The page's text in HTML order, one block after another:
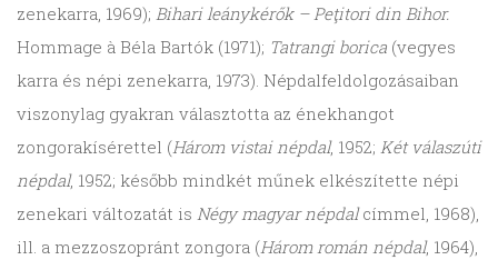
zenekarra, 1969); Bihari leánykérők – Peţitori din Bihor.
Hommage à Béla Bartók (1971); Tatrangi borica (vegyes
karra és népi zenekarra, 1973). Népdalfeldolgozásaiban
viszonylag gyakran választotta az énekhangot
zongorakísérettel (Három vistai népdal, 1952; Két válaszúti
népdal, 1952; később mindkét műnek elkészítette népi
zenekari változatát is Négy magyar népdalcímmel, 1968),
ill. a mezzoszopránt zongora (Három román népdal, 1964),